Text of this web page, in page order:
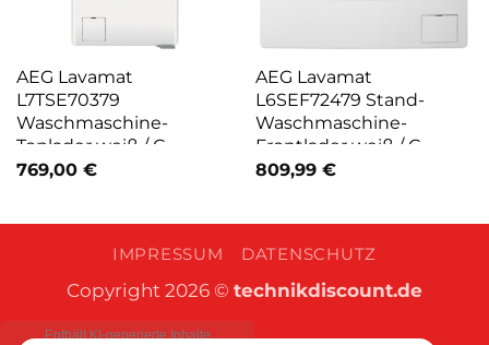
AEG Lavamat
L7TSE70379
Waschmaschine-
Toplader weiß / C
769,00 €
AEG Lavamat
L6SEF72479 Stand-
Waschmaschine-
Frontlader weiß / C
809,99 €
IMPRESSUM DATENSCHUTZ
Copyright 2026 © technikdiscount.de